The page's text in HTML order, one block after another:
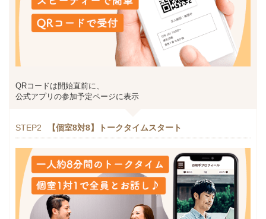
QRコードは開始直前に、
公式アプリの参加予定ページに表示
STEP2 【個室8対8】トークタイムスタート